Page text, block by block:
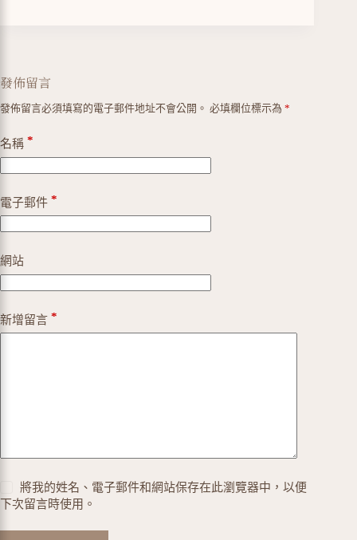
發佈留言
發佈留言必須填寫的電子郵件地址不會公開。 必填欄位標示為 *
名稱 *
電子郵件 *
網站
新增留言 *
將我的姓名、電子郵件和網站保存在此瀏覽器中，以便
下次留言時使用。
A
e
t
v
: